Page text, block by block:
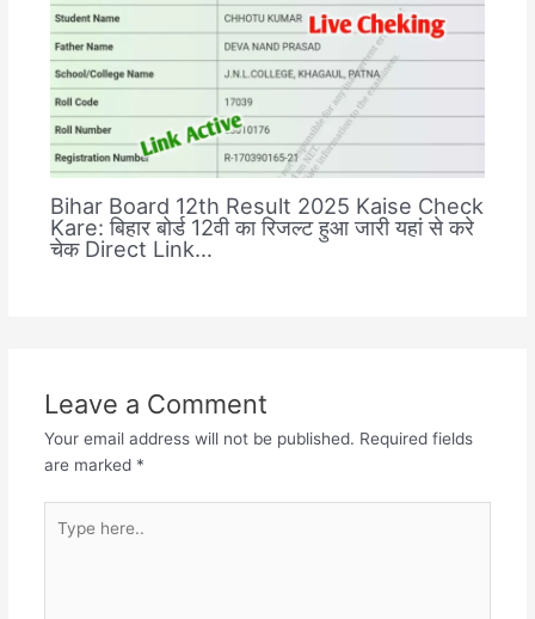
Bihar Board 12th Result 2025 Kaise Check
Kare: बिहार बोर्ड 12वी का रिजल्ट हुआ जारी यहां से करे
चेक Direct Link…
Leave a Comment
Your email address will not be published. Required fields
are marked *
here..